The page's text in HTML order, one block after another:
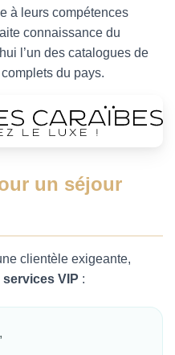
à leurs compétences
connaissance du
l’un des catalogues de
complets du pays.
un séjour
clientèle exigeante,
services VIP :